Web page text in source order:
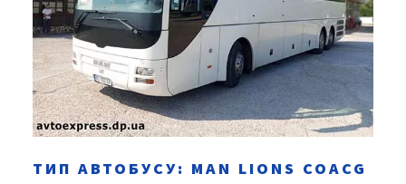
ТИП АВТОБУСУ: MAN LІONS COACG